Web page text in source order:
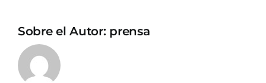
Sobre el Autor: prensa